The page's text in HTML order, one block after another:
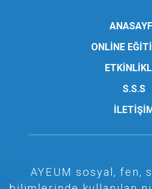
ONLİNE
S.S.S
İLETİŞİM
AYEUM sosyal, fen,